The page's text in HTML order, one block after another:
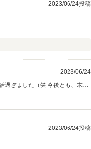
2023/06/24投稿
2023/06/24
過ぎました（笑 今後とも、末永
2023/06/24投稿